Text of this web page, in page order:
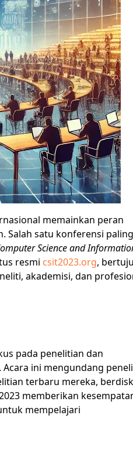
memainkan peran
Salah satu konferensi paling
Science and
resmi csit2023.org,
akademisi, dan
pada penelitian dan
ini mengundang
terbaru mereka,
memberikan
mempelajari